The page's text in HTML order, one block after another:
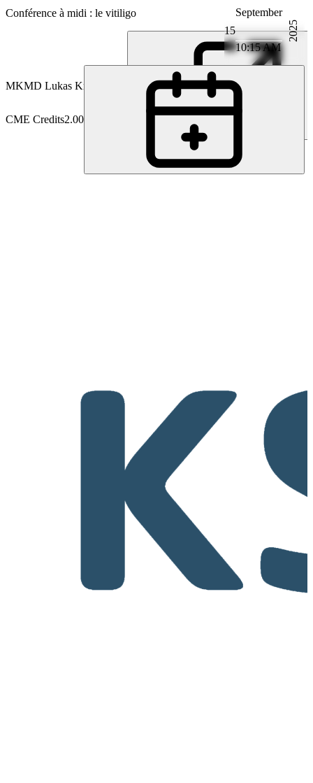
Dermatologie
15
September
10:15 AM
2025
CME Credits2.00
Conférence à midi : le vitiligo
MKMD Lukas Krähenbühl